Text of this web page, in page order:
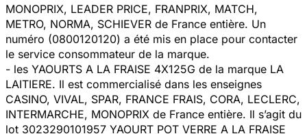
MONOPRIX, LEADER PRICE, FRANPRIX, MATCH,
METRO, NORMA, SCHIEVER de France entière. Un
numéro (0800120120) a été mis en place pour contacter
le service consommateur de la marque.
- les YAOURTS A LA FRAISE 4X125G de la marque LA
LAITIERE. Il est commercialisé dans les enseignes
CASINO, VIVAL, SPAR, FRANCE FRAIS, CORA, LECLERC,
INTERMARCHE, MONOPRIX de France entière. Il s’agit du
lot 3023290101957 YAOURT POT VERRE A LA FRAISE